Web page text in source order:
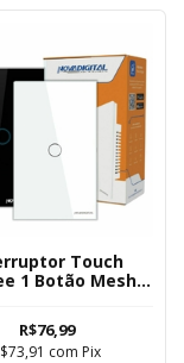
Touch
1 Botão Mesh
R$76,99
com Pix